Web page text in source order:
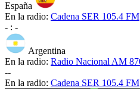
España
En la radio: Cadena SER 105.4 FM
- : -
Argentina
En la radio: Radio Nacional AM
--
En la radio: Cadena SER 105.4 FM